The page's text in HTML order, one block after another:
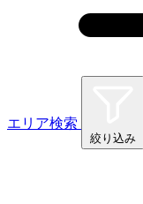
エリア検索
絞り込み